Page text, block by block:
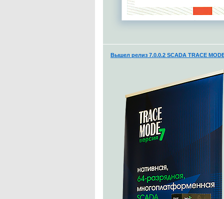
Вышел релиз 7.0.0.2 SCADA TRACE